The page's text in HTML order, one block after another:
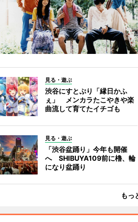
見る・遊ぶ
渋谷にすとぷり「縁日かふ
ぇ」 メンカラたこやきや楽
曲流して育てたイチゴも
見る・遊ぶ
「渋谷盆踊り」今年も開催
へ SHIBUYA109前に櫓、輪
になり盆踊り
もっ